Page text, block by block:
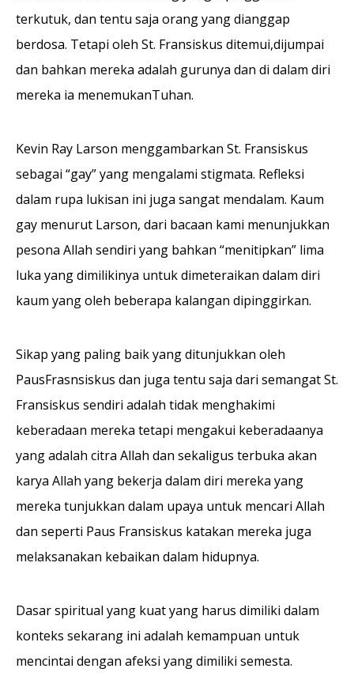
terkutuk, dan tentu saja orang yang dianggap
berdosa. Tetapi oleh St. Fransiskus ditemui,dijumpai
dan bahkan mereka adalah gurunya dan di dalam diri
mereka ia menemukanTuhan.
Kevin Ray Larson menggambarkan St. Fransiskus
sebagai “gay” yang mengalami stigmata. Refleksi
dalam rupa lukisan ini juga sangat mendalam. Kaum
gay menurut Larson, dari bacaan kami menunjukkan
pesona Allah sendiri yang bahkan “menitipkan” lima
luka yang dimilikinya untuk dimeteraikan dalam diri
kaum yang oleh beberapa kalangan dipinggirkan.
Sikap yang paling baik yang ditunjukkan oleh
PausFrasnsiskus dan juga tentu saja dari semangat St.
Fransiskus sendiri adalah tidak menghakimi
keberadaan mereka tetapi mengakui keberadaanya
yang adalah citra Allah dan sekaligus terbuka akan
karya Allah yang bekerja dalam diri mereka yang
mereka tunjukkan dalam upaya untuk mencari Allah
dan seperti Paus Fransiskus katakan mereka juga
melaksanakan kebaikan dalam hidupnya.
Dasar spiritual yang kuat yang harus dimiliki dalam
konteks sekarang ini adalah kemampuan untuk
mencintai dengan afeksi yang dimiliki semesta.